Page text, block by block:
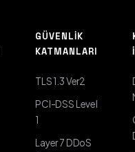
GÜVENLIK
KATMANLARI
TLS 1.3 Ver2
PCI-DSS Level
1
Layer 7 DDoS